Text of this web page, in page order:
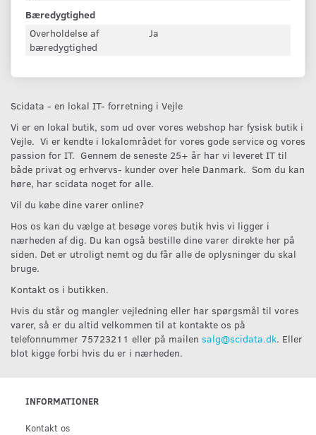
Bæredygtighed
Overholdelse af
bæredygtighed
Ja
Scidata - en lokal IT- forretning i Vejle
Vi er en lokal butik, som ud over vores webshop har fysisk butik i
Vejle. Vi er kendte i lokalområdet for vores gode service og vores
passion for IT. Gennem de seneste 25+ år har vi leveret IT til
både privat og erhvervs- kunder over hele Danmark. Som du kan
høre, har scidata noget for alle.
Vil du købe dine varer online?
Hos os kan du vælge at besøge vores butik hvis vi ligger i
nærheden af dig. Du kan også bestille dine varer direkte her på
siden. Det er utroligt nemt og du får alle de oplysninger du skal
bruge.
Kontakt os i butikken.
Hvis du står og mangler vejledning eller har spørgsmål til vores
varer, så er du altid velkommen til at kontakte os på
telefonnummer 75723211 eller på mailen salg@scidata.dk. Eller
blot kigge forbi hvis du er i nærheden.
INFORMATIONER
Kontakt os